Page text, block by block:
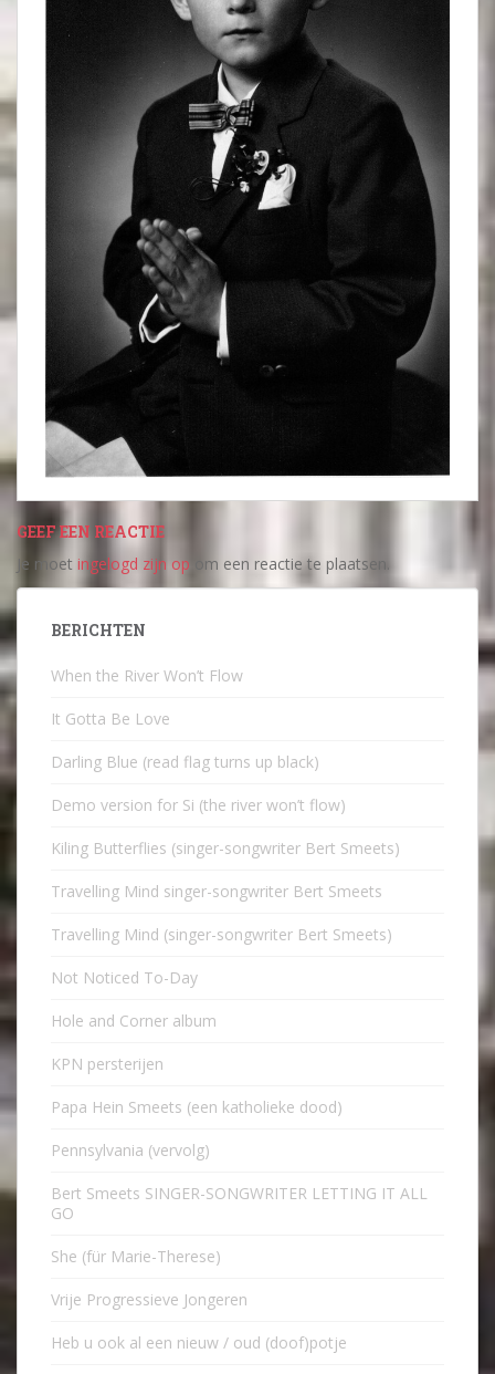
GEEF EEN REACTIE
Je moet ingelogd zijn op om een reactie te plaatsen.
BERICHTEN
When the River Won’t Flow
It Gotta Be Love
Darling Blue (read flag turns up black)
Demo version for Si (the river won’t flow)
Kiling Butterflies (singer-songwriter Bert Smeets)
Travelling Mind singer-songwriter Bert Smeets
Travelling Mind (singer-songwriter Bert Smeets)
Not Noticed To-Day
Hole and Corner album
KPN persterijen
Papa Hein Smeets (een katholieke dood)
Pennsylvania (vervolg)
Bert Smeets SINGER-SONGWRITER LETTING IT ALL
GO
She (für Marie-Therese)
Vrije Progressieve Jongeren
Heb u ook al een nieuw / oud (doof)potje